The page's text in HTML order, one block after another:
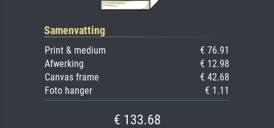
Samenvatting
Print & medium
€ 76.91
Afwerking
€ 12.98
Canvas frame
€ 42.68
Foto hanger
€ 1.11
€ 133.68